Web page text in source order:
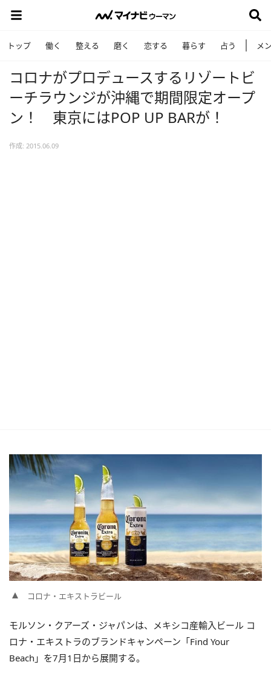
トップ 働く 整える 磨く 恋する 暮らす 占う メ
コロナがプロデュースするリゾートビ
ーチラウンジが沖縄で期間限定オープ
ン！ 東京にはPOP UP BARが！
作成: 2015.06.09
コロナ・エキストラビール
モルソン・クアーズ・ジャパンは、メキシコ産輸入ビール コ
ロナ・エキストラのブランドキャンペーン「Find Your
Beach」を7月1日から展開する。